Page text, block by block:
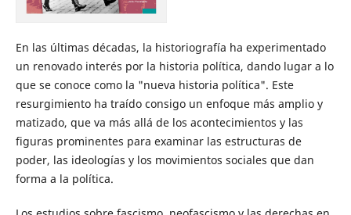
En las últimas décadas, la historiografía ha experimentado
un renovado interés por la historia política, dando lugar a lo
que se conoce como la "nueva historia política". Este
resurgimiento ha traído consigo un enfoque más amplio y
matizado, que va más allá de los acontecimientos y las
figuras prominentes para examinar las estructuras de
poder, las ideologías y los movimientos sociales que dan
forma a la política.